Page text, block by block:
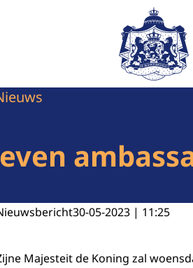
Naar de
30-05-2023 | 11:25
Majesteit de Koning zal